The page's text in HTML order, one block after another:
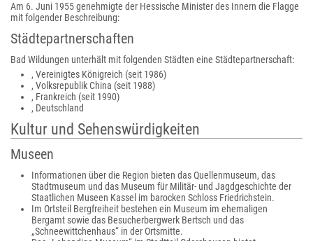
Am 6. Juni 1955 genehmigte der Hessische Minister des Innern die Flagge
mit folgender Beschreibung:
Städtepartnerschaften
Bad Wildungen unterhält mit folgenden Städten eine Städtepartnerschaft:
, Vereinigtes Königreich (seit 1986)
, Volksrepublik China (seit 1988)
, Frankreich (seit 1990)
, Deutschland
Kultur und Sehenswürdigkeiten
Museen
Informationen über die Region bieten das Quellenmuseum, das
Stadtmuseum und das Museum für Militär- und Jagdgeschichte der
Staatlichen Museen Kassel im barocken Schloss Friedrichstein.
Im Ortsteil Bergfreiheit bestehen ein Museum im ehemaligen
Bergamt sowie das Besucherbergwerk Bertsch und das
„Schneewittchenhaus“ in der Ortsmitte.